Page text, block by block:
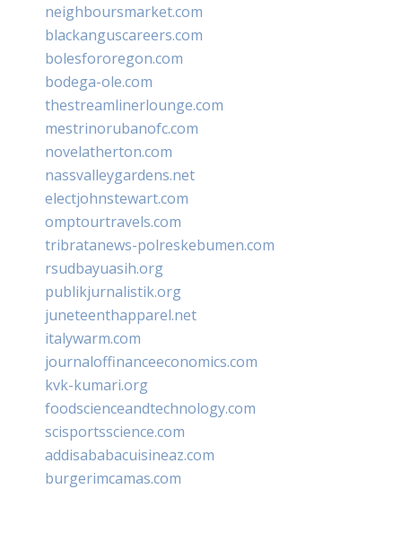
neighboursmarket.com
blackanguscareers.com
bolesfororegon.com
bodega-ole.com
thestreamlinerlounge.com
mestrinorubanofc.com
novelatherton.com
nassvalleygardens.net
electjohnstewart.com
omptourtravels.com
tribratanews-polreskebumen.com
rsudbayuasih.org
publikjurnalistik.org
juneteenthapparel.net
italywarm.com
journaloffinanceeconomics.com
kvk-kumari.org
foodscienceandtechnology.com
scisportsscience.com
addisababacuisineaz.com
burgerimcamas.com